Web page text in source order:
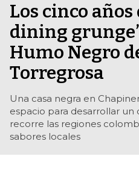
Los cinco años
dining
Humo Negro
Torregrosa
Una casa negra en
espacio para desarrollar un
recorre las regiones
sabores locales